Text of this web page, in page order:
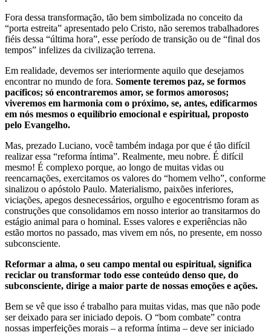
Fora dessa transformação, tão bem simbolizada no conceito da
“porta estreita” apresentado pelo Cristo, não seremos trabalhadores
fiéis dessa “última hora”, esse período de transição ou de “final dos
tempos” infelizes da civilização terrena.
Em realidade, devemos ser interiormente aquilo que desejamos
encontrar no mundo de fora. Somente teremos paz, se formos
pacíficos; só encontraremos amor, se formos amorosos;
viveremos em harmonia com o próximo, se, antes, edificarmos
em nós mesmos o equilíbrio emocional e espiritual, proposto
pelo Evangelho.
Mas, prezado Luciano, você também indaga por que é tão difícil
realizar essa “reforma íntima”. Realmente, meu nobre. É difícil
mesmo! É complexo porque, ao longo de muitas vidas ou
reencarnações, exercitamos os valores do “homem velho”, conforme
sinalizou o apóstolo Paulo. Materialismo, paixões inferiores,
viciações, apegos desnecessários, orgulho e egocentrismo foram as
construções que consolidamos em nosso interior ao transitarmos do
estágio animal para o hominal. Esses valores e experiências não
estão mortos no passado, mas vivem em nós, no presente, em nosso
subconsciente.
Reformar a alma, o seu campo mental ou espiritual, significa
reciclar ou transformar todo esse conteúdo denso que, do
subconsciente, dirige a maior parte de nossas emoções e ações.
Bem se vê que isso é trabalho para muitas vidas, mas que não pode
ser deixado para ser iniciado depois. O “bom combate” contra
nossas imperfeições morais – a reforma íntima – deve ser iniciado